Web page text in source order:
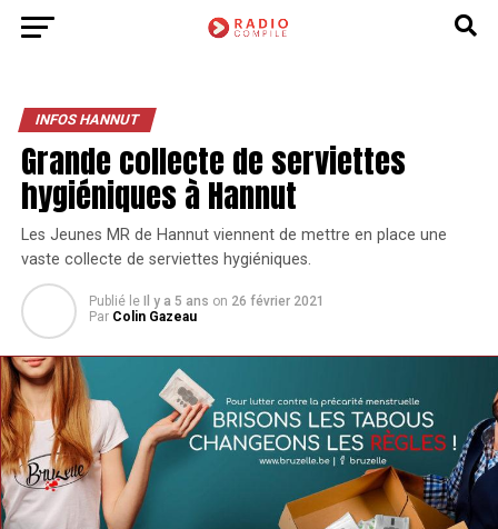
INFOS HANNUT
Grande collecte de serviettes
hygiéniques à Hannut
Les Jeunes MR de Hannut viennent de mettre en place une
vaste collecte de serviettes hygiéniques.
Publié le Il y a 5 ans on 26 février 2021
Par Colin Gazeau